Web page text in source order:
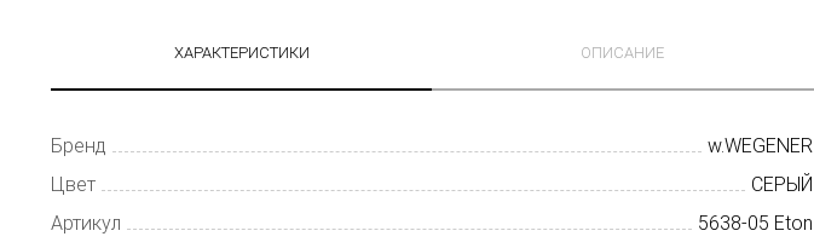
ХАРАКТЕРИСТИКИ ОПИСАНИЕ
Бренд
w.WEGENER
Цвет
СЕРЫЙ
Артикул
5638-05 Eton